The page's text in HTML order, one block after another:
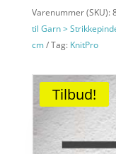
Varenummer (SKU):
til Garn >
cm
Tag: KnitPro
Tilbud!